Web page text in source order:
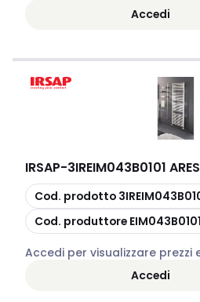
Accedi
IRSAP-3IREIM043B0101
copia
Cod. prodotto
copia
Cod. produttore EIM043B0101
Accedi per visualizzare prezzi
Accedi